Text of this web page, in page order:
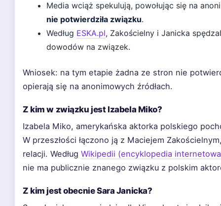
Media wciąż spekulują, powołując się na
nie potwierdziła związku.
Według ESKA.pl, Zakościelny i Janicka
dowodów na związek.
Wniosek: na tym etapie żadna ze stron nie
opierają się na anonimowych źródłach.
Z kim w związku jest Izabela Miko?
Izabela Miko, amerykańska aktorka polskiego
W przeszłości łączono ją z Maciejem
relacji. Według Wikipedii (encyklopedia
nie ma publicznie znanego związku z polskim
Z kim jest obecnie Sara Janicka?